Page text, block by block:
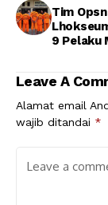
Tim
9 Pelaku
Leave A
Alamat email
wajib ditandai *